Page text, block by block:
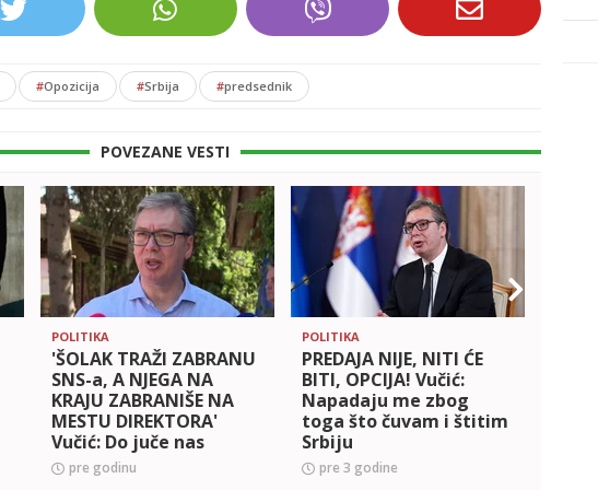
#Opozicija #Srbija #predsednik
POVEZANE VESTI
POLITIKA
'ŠOLAK TRAŽI ZABRANU
SNS-a, A NJEGA NA
KRAJU ZABRANIŠE NA
MESTU DIREKTORA'
Vučić: Do juče nas
ubeđivali da on nema
veze sa novinarstvom
pre godinu
POLITIKA
PREDAJA NIJE, NITI ĆE
BITI, OPCIJA! Vučić:
Napadaju me zbog
toga što čuvam i štitim
Srbiju
pre 3 godine